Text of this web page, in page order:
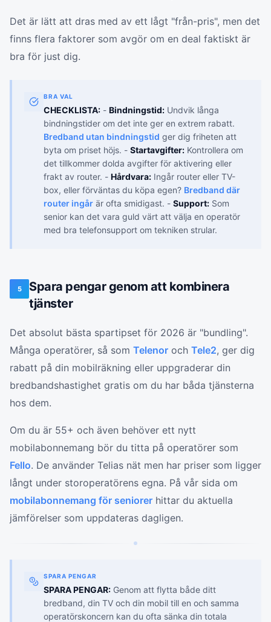
Det är lätt att dras med av ett lågt "från-pris", men det
finns flera faktorer som avgör om en deal faktiskt är
bra för just dig.
BRA VAL
CHECKLISTA: - Bindningstid: Undvik långa
bindningstider om det inte ger en extrem rabatt.
Bredband utan bindningstid ger dig friheten att
byta om priset höjs. - Startavgifter: Kontrollera om
det tillkommer dolda avgifter för aktivering eller
frakt av router. - Hårdvara: Ingår router eller TV-
box, eller förväntas du köpa egen? Bredband där
router ingår är ofta smidigast. - Support: Som
senior kan det vara guld värt att välja en operatör
med bra telefonsupport om tekniken strular.
5
Spara pengar genom att kombinera
tjänster
Det absolut bästa spartipset för 2026 är "bundling".
Många operatörer, så som Telenor och Tele2, ger dig
rabatt på din mobilräkning eller uppgraderar din
bredbandshastighet gratis om du har båda tjänsterna
hos dem.
Om du är 55+ och även behöver ett nytt
mobilabonnemang bör du titta på operatörer som
Fello. De använder Telias nät men har priser som ligger
långt under storoperatörens egna. På vår sida om
mobilabonnemang för seniorer hittar du aktuella
jämförelser som uppdateras dagligen.
SPARA PENGAR
SPARA PENGAR: Genom att flytta både ditt
bredband, din TV och din mobil till en och samma
operatörskoncern kan du ofta sänka din totala